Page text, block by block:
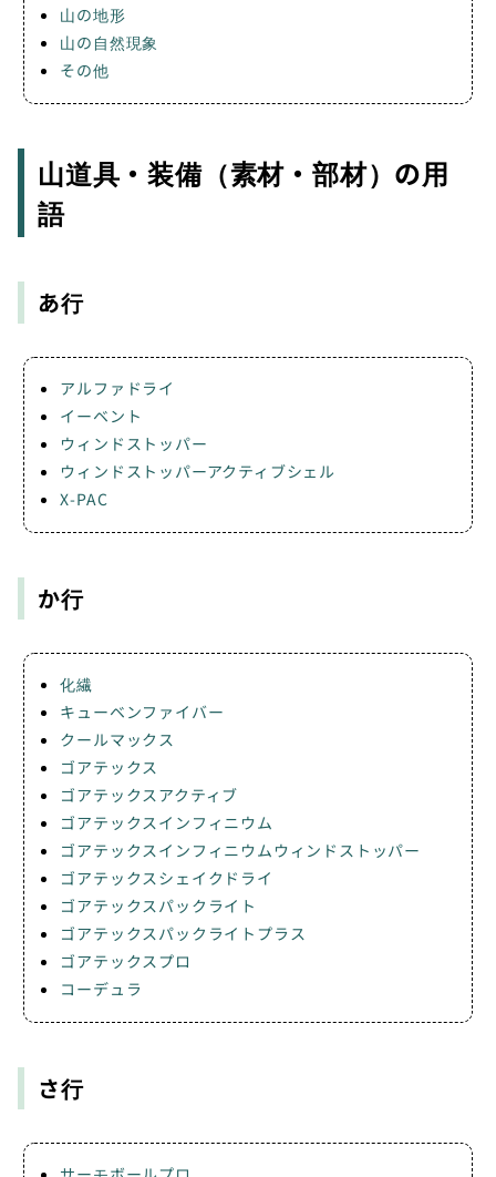
山の地形
山の自然現象
その他
山道具・装備（素材・部材）の用
語
あ行
アルファドライ
イーベント
ウィンドストッパー
ウィンドストッパーアクティブシェル
X-PAC
か行
化繊
キューベンファイバー
クールマックス
ゴアテックス
ゴアテックスアクティブ
ゴアテックスインフィニウム
ゴアテックスインフィニウムウィンドストッパー
ゴアテックスシェイクドライ
ゴアテックスパックライト
ゴアテックスパックライトプラス
ゴアテックスプロ
コーデュラ
さ行